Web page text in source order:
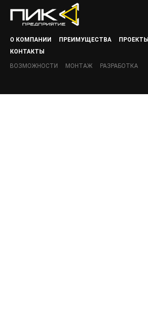
О КОМПАНИИ ПРЕИМУЩЕСТВА ПРОЕКТЫ
КОНТАКТЫ
ВОЗМОЖНОСТИ МОНТАЖ РАЗРАБОТКА